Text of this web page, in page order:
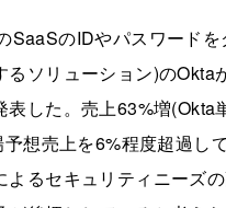
SaaSのIDやパスワード
るソリューション)のOkta
表した。売上63%増(Okta
想売上を6%程度超過し
よるセキュリティニーズ